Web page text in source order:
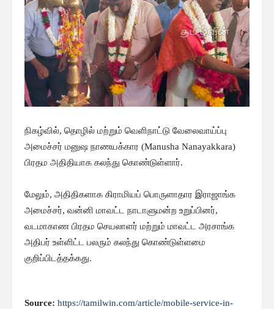
நிகழ்வில், தொழில் மற்றும் வெளிநாட்டு வேலைவாய்ப்பு
அமைச்சர் மனுஷ நாணயக்கார (Manusha Nanayakkara)
பிரதம அதிதியாக கலந்து கொண்டுள்ளார்.
மேலும், அதிதிகளாக கிராமியப் பொருளாதார இராஜாங்க
அமைச்சர், வன்னி மாவட்ட நாடாளுமன்ற உறுப்பினர்,
வடமாகாண பிரதம செயலாளர் மற்றும் மாவட்ட அரசாங்க
அதிபர் உள்ளிட்ட பலரும் கலந்து கொண்டுள்ளமை
குறிப்பிடத்தக்கது.
Source: https://tamilwin.com/article/mobile-service-in-